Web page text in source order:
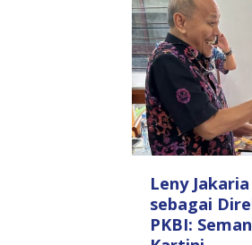
Leny
sebagai
PKBI: